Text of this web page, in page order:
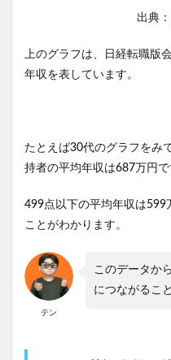
出典：
上のグラフは、日経転職版
年収を表しています。
たとえば30代のグラフをみ
持者の平均年収は687万円で
499点以下の平均年収は599
ことがわかります。
テン
このデータか
につながるこ